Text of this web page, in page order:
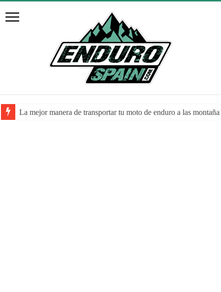
La mejor manera de transportar tu moto de enduro a las